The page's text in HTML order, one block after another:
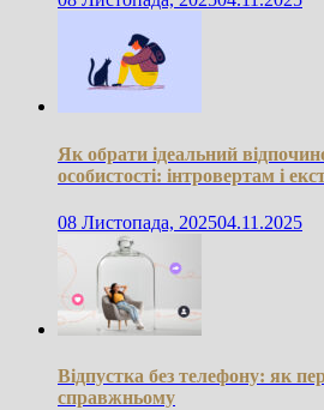
Як обрати ідеальний
особистості: інтровертам і
08 Листопада, 202504.11.2025
Відпустка без телефону: як
справжньому